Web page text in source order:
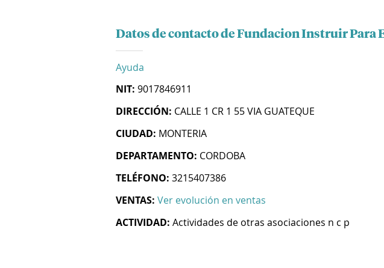
Datos de contacto de Fundacion Instruir Para
Ayuda
NIT: 9017846911
DIRECCIÓN: CALLE 1 CR 1 55 VIA GUATEQUE
CIUDAD: MONTERIA
DEPARTAMENTO: CORDOBA
TELÉFONO: 3215407386
VENTAS: Ver evolución en ventas
ACTIVIDAD: Actividades de otras asociaciones n c p